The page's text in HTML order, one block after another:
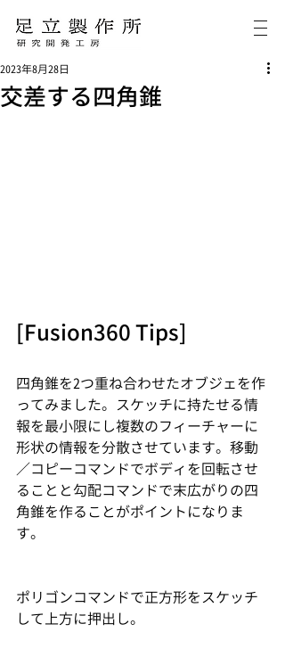
交差する四角錐
2023年8月28日
[Fusion360 Tips]
四角錐を2つ重ね合わせたオブジェを作
ってみました。スケッチに持たせる情
報を最小限にし複数のフィーチャーに
形状の情報を分散させています。移動
／コピーコマンドでボディを回転させ
ることと勾配コマンドで末広がりの四
角錐を作ることがポイントになりま
す。
ポリゴンコマンドで正方形をスケッチ
して上方に押出し。